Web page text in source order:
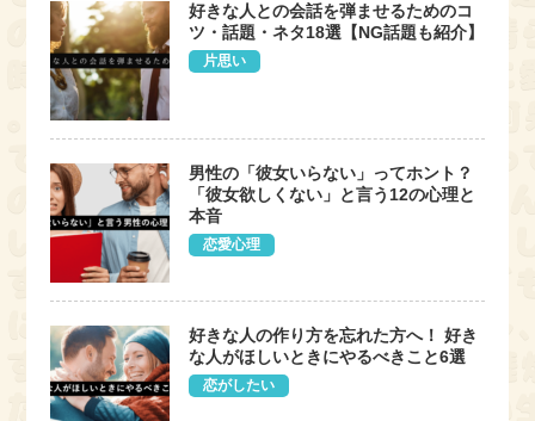
好きな人との会話を弾ませるためのコ
ツ・話題・ネタ18選【NG話題も紹介】
片思い
男性の「彼女いらない」ってホント？
「彼女欲しくない」と言う12の心理と
本音
恋愛心理
好きな人の作り方を忘れた方へ！ 好き
な人がほしいときにやるべきこと6選
恋がしたい